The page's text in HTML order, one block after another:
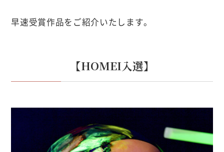
早速受賞作品をご紹介いたします。
【HOMEI入選】